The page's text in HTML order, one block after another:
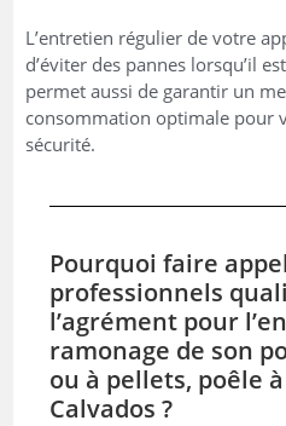
L’entretien régulier de votre
d’éviter des pannes lorsqu’il
permet aussi de garantir un
consommation optimale pour
sécurité.
Pourquoi faire
professionnels
l’agrément pour
ramonage de son
ou à pellets, poêle
Calvados ?